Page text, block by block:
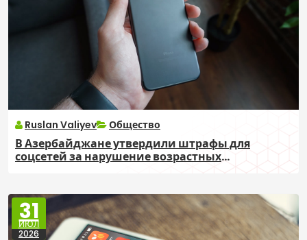
Ruslan Valiyev Общество
В Азербайджане утвердили штрафы для
соцсетей за нарушение возрастных
31
ИЮЛ
2026